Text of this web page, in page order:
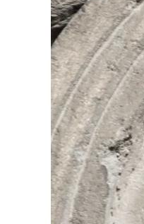
sel
de
la terre. »